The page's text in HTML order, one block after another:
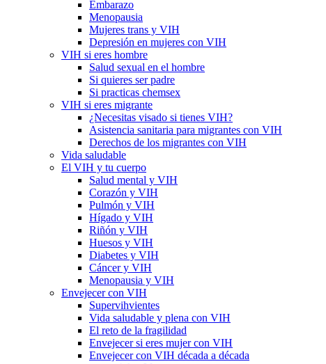
Embarazo
Menopausia
Mujeres trans y VIH
Depresión en mujeres con VIH
VIH si eres hombre
Salud sexual en el hombre
Si quieres ser padre
Si practicas chemsex
VIH si eres migrante
¿Necesitas visado si tienes VIH?
Asistencia sanitaria para migrantes con VIH
Derechos de los migrantes con VIH
Vida saludable
El VIH y tu cuerpo
Salud mental y VIH
Corazón y VIH
Pulmón y VIH
Hígado y VIH
Riñón y VIH
Huesos y VIH
Diabetes y VIH
Cáncer y VIH
Menopausia y VIH
Envejecer con VIH
Supervihvientes
Vida saludable y plena con VIH
El reto de la fragilidad
Envejecer si eres mujer con VIH
Envejecer con VIH década a década